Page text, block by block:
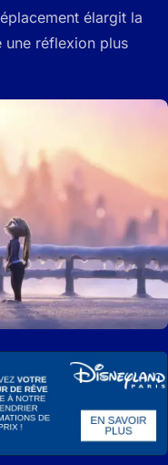
élargit la
réflexion plus